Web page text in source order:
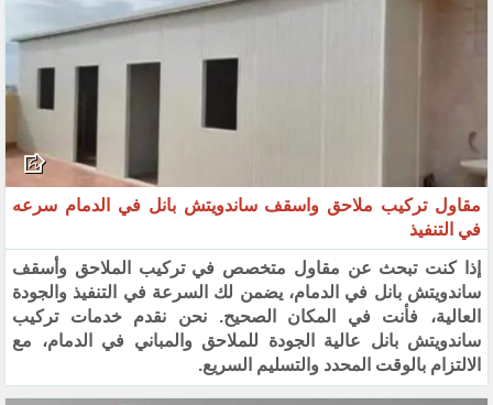
مقاول تركيب ملاحق واسقف ساندويتش بانل في الدمام سرعه
في التنفيذ
إذا كنت تبحث عن مقاول متخصص في تركيب الملاحق وأسقف
ساندويتش بانل في الدمام، يضمن لك السرعة في التنفيذ والجودة
العالية، فأنت في المكان الصحيح. نحن نقدم خدمات تركيب
ساندويتش بانل عالية الجودة للملاحق والمباني في الدمام، مع
الالتزام بالوقت المحدد والتسليم السريع.